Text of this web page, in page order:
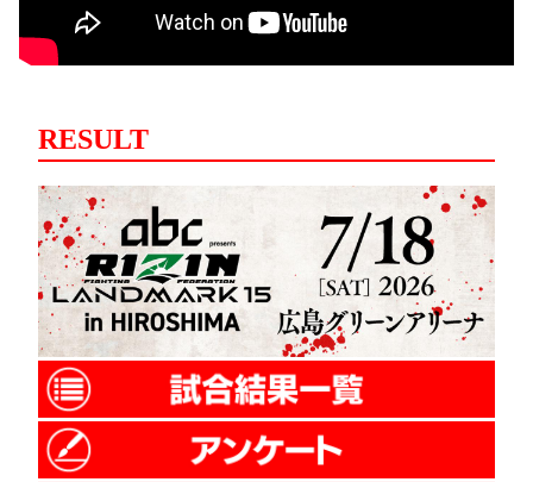
RESULT